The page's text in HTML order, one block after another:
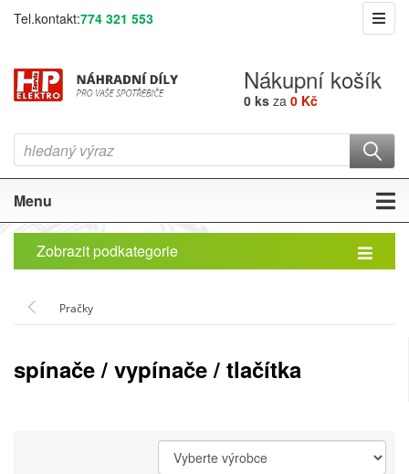
Tel.kontakt:774 321 553
Nákupní košík
0 ks za 0 Kč
Menu
Zobrazit podkategorie
Pračky
spínače / vypínače / tlačítka